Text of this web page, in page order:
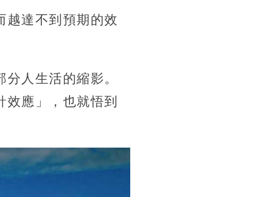
越達不到預期的效
人生活的縮影。
應」，也就悟到